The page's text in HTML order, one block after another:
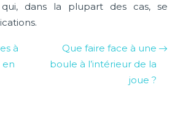
qui, dans la plupart des cas, se
à
en
Que faire face à une
boule à l’intérieur de la
joue ?